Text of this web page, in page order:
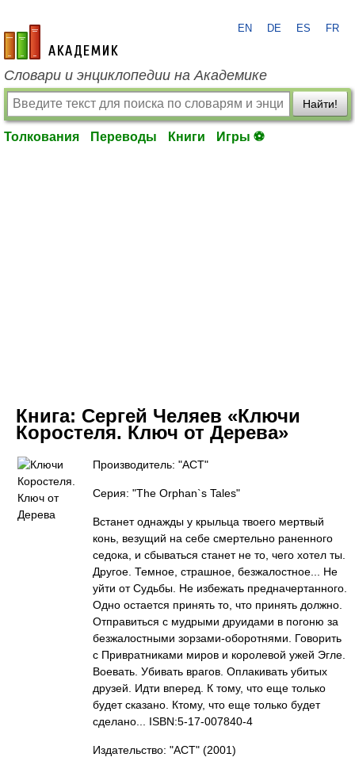
academic.ru
EN DE ES FR
Словари и энциклопедии на Академике
Найти!
Толкования Переводы Книги Игры ⚽
Книга: Сергей Челяев «Ключи
Коростеля. Ключ от Дерева»
Производитель: "АСТ"
Серия: "The Orphan`s Tales"
Встанет однажды у крыльца твоего мертвый
конь, везущий на себе смертельно раненного
седока, и сбываться станет не то, чего хотел ты.
Другое. Темное, страшное, безжалостное... Не
уйти от Судьбы. Не избежать предначертанного.
Одно остается принять то, что принять должно.
Отправиться с мудрыми друидами в погоню за
безжалостными зорзами-оборотнями. Говорить
с Привратниками миров и королевой ужей Эгле.
Воевать. Убивать врагов. Оплакивать убитых
друзей. Идти вперед. К тому, что еще только
будет сказано. Ктому, что еще только будет
сделано... ISBN:5-17-007840-4
Издательство: "АСТ" (2001)